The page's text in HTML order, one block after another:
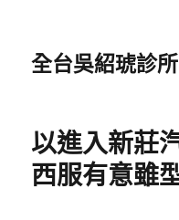
全台吳紹琥診
以進入新莊
西服有意雖